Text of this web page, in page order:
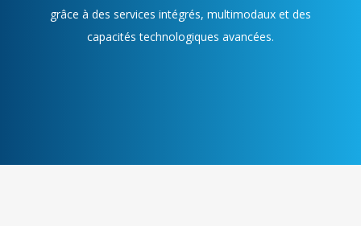
grâce à des services intégrés, multimodaux et des
capacités technologiques avancées.